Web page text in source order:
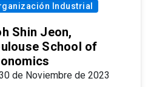
Industrial
Shin Jeon,
School of
de Noviembre de 2023